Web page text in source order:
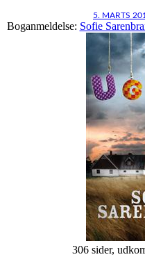
5. MARTS
Boganmeldelse: Sofie
306 sider,